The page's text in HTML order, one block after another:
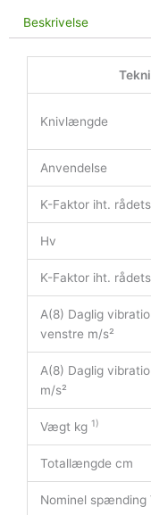
Beskrivelse
Knivlængde
Anvendelse
K-Faktor iht.
Hv
K-Faktor iht.
A(8) Daglig
venstre m/s²
A(8) Daglig
m/s²
Vægt kg 1)
Totallængde cm
Nominel spænding